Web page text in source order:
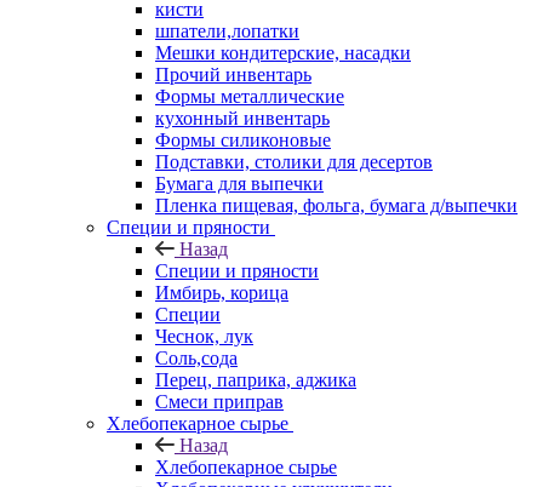
кисти
шпатели,лопатки
Мешки кондитерские, насадки
Прочий инвентарь
Формы металлические
кухонный инвентарь
Формы силиконовые
Подставки, столики для десертов
Бумага для выпечки
Пленка пищевая, фольга, бумага д/выпечки
Специи и пряности
Назад
Специи и пряности
Имбирь, корица
Специи
Чеснок, лук
Соль,сода
Перец, паприка, аджика
Смеси приправ
Хлебопекарное сырье
Назад
Хлебопекарное сырье